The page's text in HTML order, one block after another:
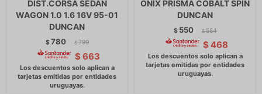
DIST.CORSA SEDAN
WAGON 1.0 1.6 16V 95-01
DUNCAN
$780 $ 799
$ 663
ONIX PRISMA COBALT SPIN
DUNCAN
$ 550 $ 564
$ 468